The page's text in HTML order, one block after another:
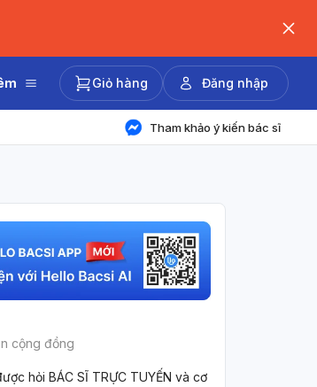
Giỏ hàng Đăng nhập
Tham khảo ý kiến bác sĩ
cộng đồng
hỏi BÁC SĨ TRỰC TUYẾN và cơ